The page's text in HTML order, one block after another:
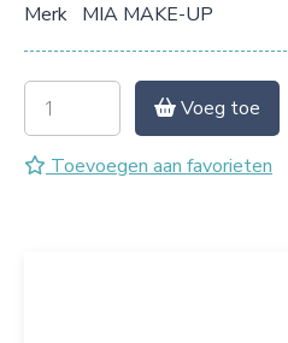
Merk MIA MAKE-UP
Voeg toe
Toevoegen aan favorieten